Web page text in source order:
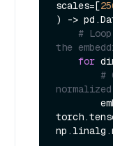
scales=[
) ->
#
the
for
#